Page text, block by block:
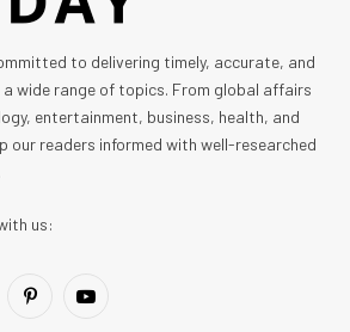
to delivering timely, accurate, and
wide range of topics. From global affairs
entertainment, business, health, and
our readers informed with well-researched
us:
PinterestYouTube